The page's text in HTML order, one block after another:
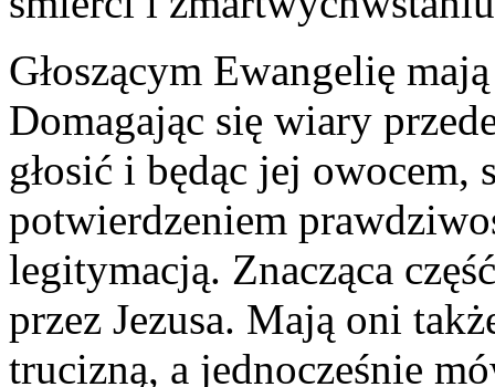
Głoszącym Ewangelię
Domagając się wiary
głosić i będąc jej owocem,
potwierdzeniem
legitymacją. Znacząca
przez Jezusa. Mają oni
trucizną, a jednocześnie